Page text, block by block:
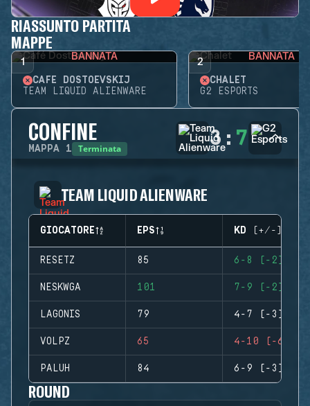
RIASSUNTO PARTITA
MAPPE
1 BANNATA
CAFÉ DOSTOEVSKIJ
TEAM LIQUID ALIENWARE
2 BANNATA
CHALET
G2 ESPORTS
CONFINE
MAPPA 1 Terminata 3 : 7
TEAM LIQUID ALIENWARE
GIOCATORE EPS KD (+/-)
RESETZ 85 6-8 (-2)
NESKWGA 101 7-9 (-2)
LAGONIS 79 4-7 (-3)
VOLPZ 65 4-10 (-6)
PALUH 84 6-9 (-3)
ROUND